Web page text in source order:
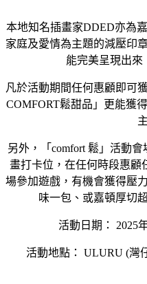
本地知名插畫家DDED亦為
家庭及愛情為主題的減壓印
能完美呈現出來
凡於活動期間任何惠顧即可
COMFORT鬆甜品」更能獲
另外，「 comfort 鬆」活動會
畫打卡位，在任何時段惠顧
場參加遊戲，有機會獲得壓
味一包、或嘉頓厚切
活動日期： 2025
活動地點： ULURU (灣